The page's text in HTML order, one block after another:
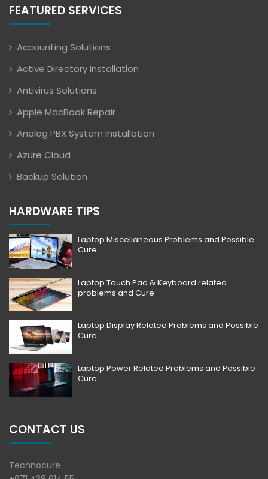
FEATURED SERVICES
Accounting Solutions
Active Directory Installation
Antivirus Solutions
Apple MacBook Repair
Analog PBX System Installation
Azure Cloud
Backup Solution
HARDWARE TIPS
Laptop Miscellaneous Problems and Possible
Cure
Laptop Touch Pad & Keyboard related
problems and Cure
Laptop Display Related Problems and Possible
Cure
Laptop Power Related Problems and Possible
Cure
CONTACT US
Technocure